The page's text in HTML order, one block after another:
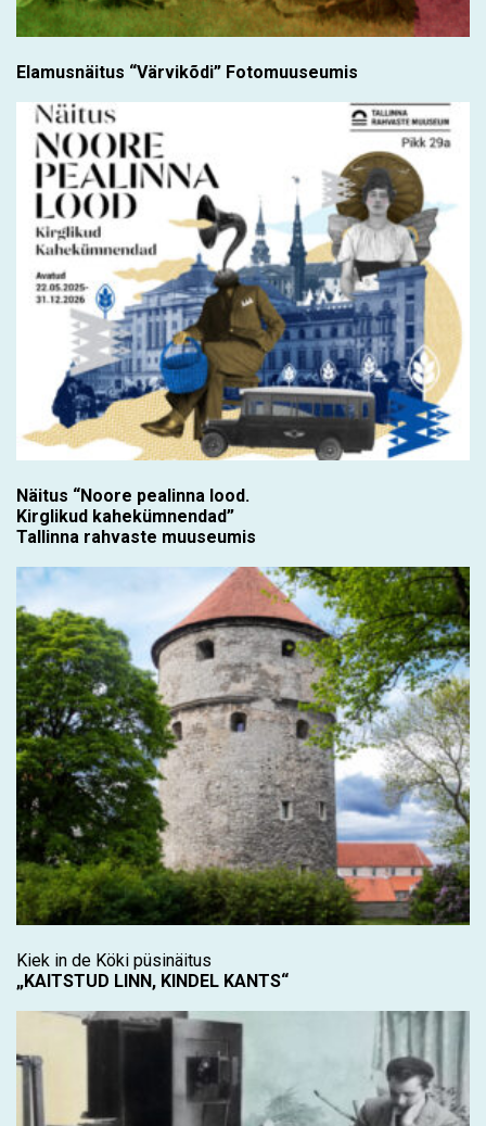
Elamusnäitus “Värvikõdi” Fotomuuseumis
Näitus “Noore pealinna lood.
Kirglikud kahekümnendad”
Tallinna rahvaste muuseumis
Kiek in de Köki püsinäitus
„KAITSTUD LINN, KINDEL KANTS“